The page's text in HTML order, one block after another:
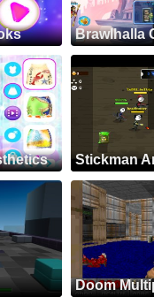
Brawlhalla
Stickman
Doom